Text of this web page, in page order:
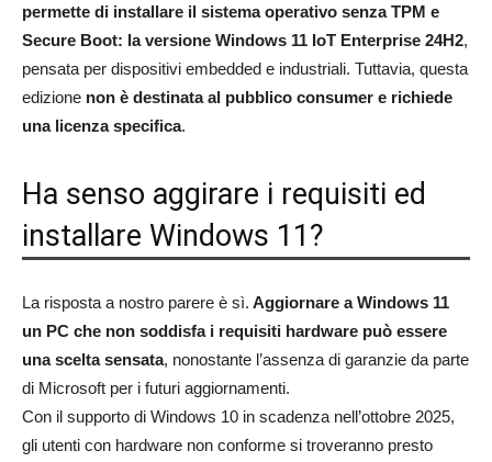
permette di installare il sistema operativo senza TPM e
Secure Boot: la versione Windows 11 IoT Enterprise 24H2,
pensata per dispositivi embedded e industriali. Tuttavia, questa
edizione non è destinata al pubblico consumer e richiede
una licenza specifica.
Ha senso aggirare i requisiti ed
installare Windows 11?
La risposta a nostro parere è sì. Aggiornare a Windows 11
un PC che non soddisfa i requisiti hardware può essere
una scelta sensata, nonostante l’assenza di garanzie da parte
di Microsoft per i futuri aggiornamenti.
Con il supporto di Windows 10 in scadenza nell’ottobre 2025,
gli utenti con hardware non conforme si troveranno presto